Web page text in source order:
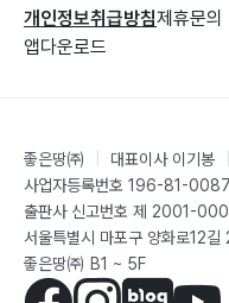
42. Q: 치아가 빠졌을
43. Q: 잇몸이 심하게
하나요? 137
45. Q: 임플란트 주위가
요? 140
Part 7 치과 상식, 이것
개인정보취급방침
앱다운로드
제휴문의
좋은땅㈜ 대표이사 이기봉
사업자등록번호 196-81-
출판사 신고번호 제 2001-
서울특별시 마포구 양화로12
좋은땅㈜ B1 ~ 5F